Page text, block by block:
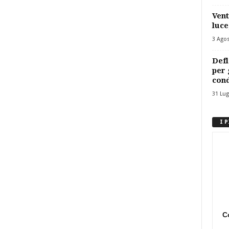
3
per
31
I